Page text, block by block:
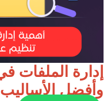
إدارة الملفات
وأفضل الأساليب